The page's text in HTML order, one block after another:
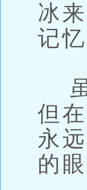
冰
记忆
虽
但
永
的